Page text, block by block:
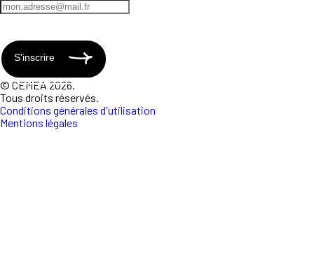
S'inscrire
© CEMEA 2026.
Tous droits réservés.
Conditions générales d'utilisation
Mentions légales